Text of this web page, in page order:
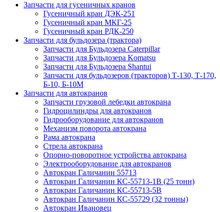
Запчасти для гусеничных кранов
Гусеничный кран ДЭК-251
Гусеничный кран МКГ-25
Гусеничный кран РДК-250
Запчасти для бульдозера (трактора)
Запчасти для Бульдозера Caterpillar
Запчасти для Бульдозера Komatsu
Запчасти для Бульдозера Shantui
Запчасти для бульдозеров (тракторов) Т-130, Т-170,
Б-10, Б-10М
Запчасти для автокранов
Запчасти грузовой лебедки автокрана
Гидроцилиндры для автокранов
Гидрооборудование для автокранов
Механизм поворота автокрана
Рама автокрана
Стрела автокрана
Опорно-поворотное устройства автокрана
Электрооборудование для автокранов
Автокран Галичанин 55713
Автокран Галичанин КС-55713-1В (25 тонн)
Автокран Галичанин КС-55713-5В
Автокран Галичанин КС-55729 (32 тонны)
Автокран Ивановец